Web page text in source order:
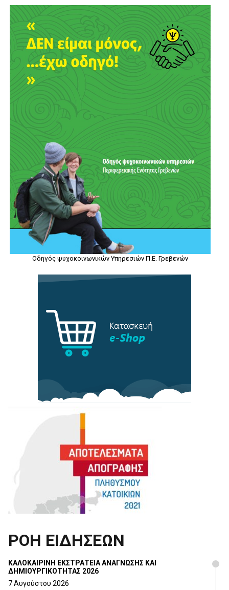
Οδηγός ψυχοκοινωνικών Υπηρεσιών Π.Ε. Γρεβενών
ΡΟΗ ΕΙΔΗΣΕΩΝ
ΚΑΛΟΚΑΙΡΙΝΗ ΕΚΣΤΡΑΤΕΙΑ ΑΝΑΓΝΩΣΗΣ ΚΑΙ
ΔΗΜΙΟΥΡΓΙΚΟΤΗΤΑΣ 2026
7 Αυγούστου 2026